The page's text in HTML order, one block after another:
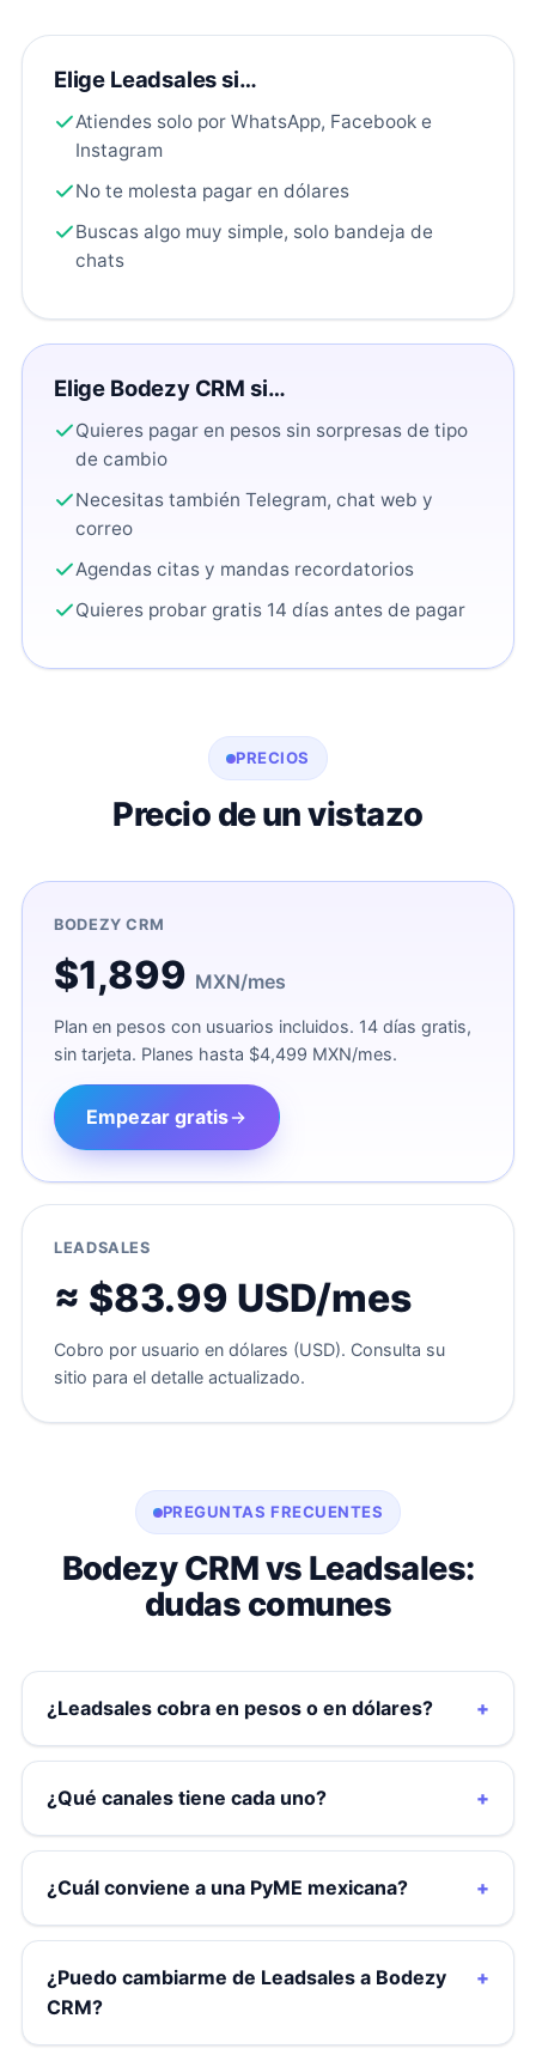
Elige Leadsales si…
Atiendes solo por WhatsApp, Facebook e
Instagram
No te molesta pagar en dólares
Buscas algo muy simple, solo bandeja de
chats
Elige Bodezy CRM si…
Quieres pagar en pesos sin sorpresas de tipo
de cambio
Necesitas también Telegram, chat web y
correo
Agendas citas y mandas recordatorios
Quieres probar gratis 14 días antes de pagar
PRECIOS
Precio de un vistazo
BODEZY CRM
$1,899 MXN/mes
Plan en pesos con usuarios incluidos. 14 días gratis,
sin tarjeta. Planes hasta $4,499 MXN/mes.
Empezar gratis
LEADSALES
≈ $83.99 USD/mes
Cobro por usuario en dólares (USD). Consulta su
sitio para el detalle actualizado.
PREGUNTAS FRECUENTES
Bodezy CRM vs Leadsales:
dudas comunes
¿Leadsales cobra en pesos o en dólares?
¿Qué canales tiene cada uno?
¿Cuál conviene a una PyME mexicana?
¿Puedo cambiarme de Leadsales a Bodezy
CRM?